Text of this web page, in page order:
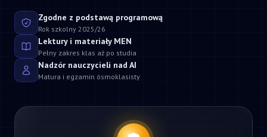
Zgodne z podstawą programową
Rok szkolny 2025/26
Lektury i materiały MEN
Pełny zakres klas aż po studia
Nadzór nauczycieli nad AI
Matura i egzamin ósmoklasisty